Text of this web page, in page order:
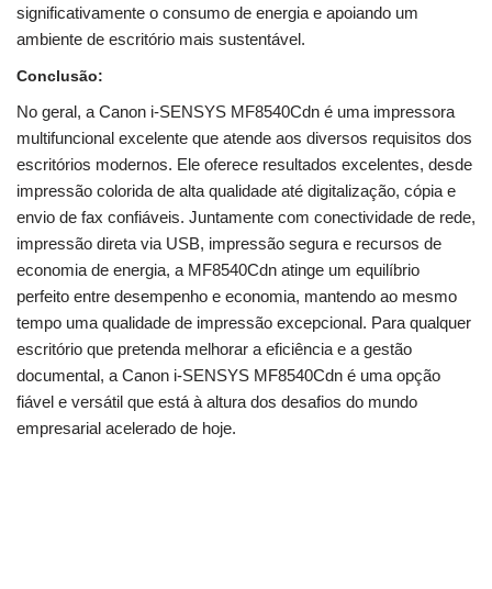
significativamente o consumo de energia e apoiando um
ambiente de escritório mais sustentável.
Conclusão:
No geral, a Canon i-SENSYS MF8540Cdn é uma impressora
multifuncional excelente que atende aos diversos requisitos dos
escritórios modernos. Ele oferece resultados excelentes, desde
impressão colorida de alta qualidade até digitalização, cópia e
envio de fax confiáveis. Juntamente com conectividade de rede,
impressão direta via USB, impressão segura e recursos de
economia de energia, a MF8540Cdn atinge um equilíbrio
perfeito entre desempenho e economia, mantendo ao mesmo
tempo uma qualidade de impressão excepcional. Para qualquer
escritório que pretenda melhorar a eficiência e a gestão
documental, a Canon i-SENSYS MF8540Cdn é uma opção
fiável e versátil que está à altura dos desafios do mundo
empresarial acelerado de hoje.